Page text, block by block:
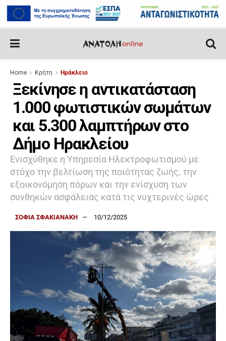
Home Κρήτη Ηράκλειο
Ξεκίνησε η αντικατάσταση
1.000 φωτιστικών σωμάτων
και 5.300 λαμπτήρων στο
Δήμο Ηρακλείου
Ενισχύθηκε η Υπηρεσία Ηλεκτροφωτισμού με
στόχο την βελτίωση της ποιότητας ζωής, την
εξοικονόμηση πόρων και την ενίσχυση των
συνθηκών ασφάλειας κατά τις νυχτερινές ώρες
ΣΟΦΙΑ ΣΦΑΚΙΑΝΑΚΗ 10/12/2025